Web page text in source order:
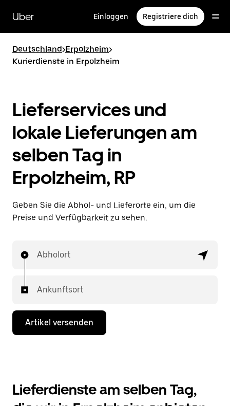
zum
Hauptinhalt
Uber Einloggen Registriere dich
Deutschland>Erpolzheim>
Kurierdienste in Erpolzheim
Lieferservices und
lokale Lieferungen am
selben Tag in
Erpolzheim, RP
Geben Sie die Abhol- und Lieferorte ein, um die
Preise und Verfügbarkeit zu sehen.
Abholort
Ankunftsort
Artikel versenden
Lieferdienste am selben Tag,